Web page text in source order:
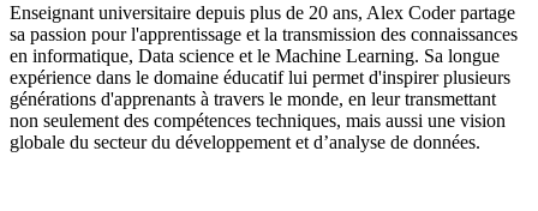
Enseignant universitaire depuis plus de 20 ans, Alex Coder partage
sa passion pour l'apprentissage et la transmission des connaissances
en informatique, Data science et le Machine Learning. Sa longue
expérience dans le domaine éducatif lui permet d'inspirer plusieurs
générations d'apprenants à travers le monde, en leur transmettant
non seulement des compétences techniques, mais aussi une vision
globale du secteur du développement et d’analyse de données.